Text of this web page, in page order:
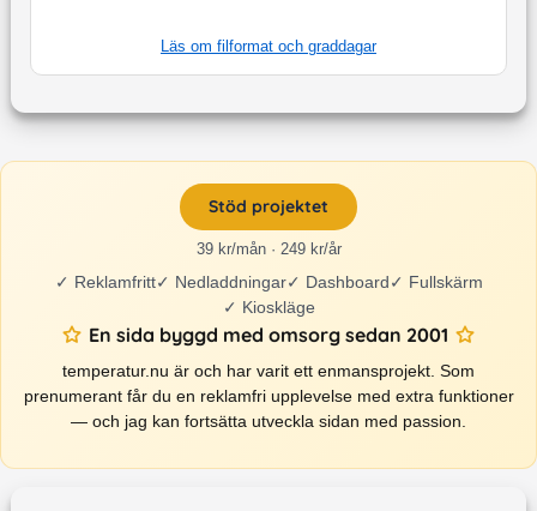
Läs om filformat och graddagar
Stöd projektet
39 kr/mån · 249 kr/år
✓ Reklamfritt✓ Nedladdningar✓ Dashboard✓ Fullskärm
✓ Kioskläge
En sida byggd med omsorg sedan 2001
temperatur.nu är och har varit ett enmansprojekt. Som
prenumerant får du en reklamfri upplevelse med extra funktioner
— och jag kan fortsätta utveckla sidan med passion.